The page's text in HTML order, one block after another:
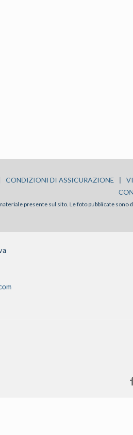
CONDIZIONI DI ASSICURAZIONE |
presente sul sito. Le foto pubblicate